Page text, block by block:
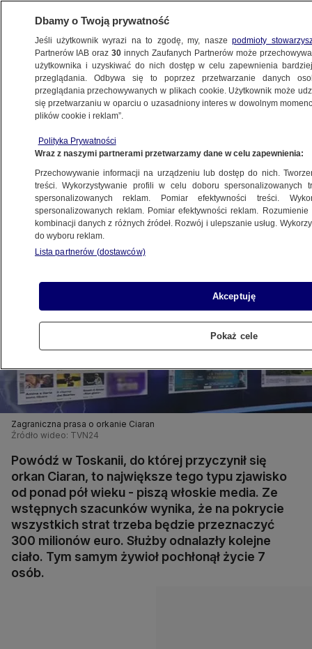
METEO
ŚWIAT
Znaleźli kolejne ciało
4.11.2023, 15:46
Udostępnij
Zagraniczna prasa o orkanie Ciaran
Źródło wideo: TVN24
Powódź w Toskanii, do której przyczynił się
orkan Ciaran, to największe tego typu zjawisko
od ponad pół wieku - piszą włoskie media. Ze
wstępnych szacunków wynika, że na pokrycie
wszystkich strat trzeba będzie przeznaczyć
300 milionów euro. Służby odnalazły kolejne
ciało. Tym samym żywioł pochłonął życie 7
osób.
Dbamy o Twoją prywatność
Jeśli użytkownik wyrazi na to zgodę, my, naszepodmioty
Partnerów IAB oraz30 innych Zaufanych Partnerów może
użytkownika i uzyskiwać do nich dostęp w celu zapewnienia
przeglądania. Odbywa się to poprzez przetwarzanie danych
przeglądania przechowywanych w plikach cookie. Użytkownik może
się przetwarzaniu w oparciu o uzasadniony interes w dowolnym
plików cookie i reklam”.
Polityka Prywatności
Wraz z naszymi partnerami przetwarzamy dane w celu zapewnienia:
Przechowywanie informacji na urządzeniu lub dostęp do nich.
treści. Wykorzystywanie profili w celu doboru spersonalizowanych
spersonalizowanych reklam. Pomiar efektywności treści.
spersonalizowanych reklam. Pomiar efektywności reklam.
kombinacji danych z różnych źródeł. Rozwój i ulepszanie usług.
do wyboru reklam.
Lista partnerów (dostawców)
Akceptuję
Pokaż cele